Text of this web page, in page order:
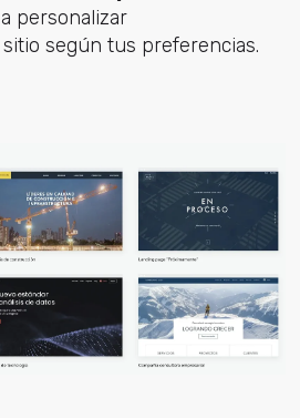
personalizar
según tus preferencias.